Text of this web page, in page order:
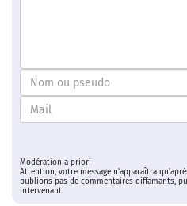
Modération a priori
Attention, votre message n’apparaîtra
publions pas de commentaires diffamants,
intervenant.